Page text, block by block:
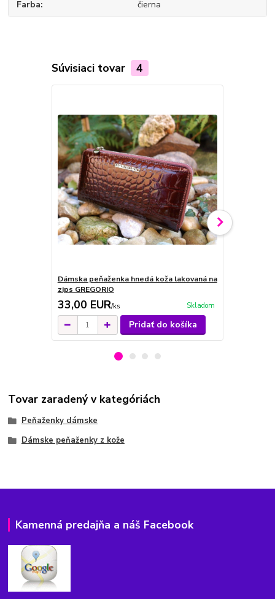
Farba čierna
Súvisiaci tovar 4
Dámska peňaženka hnedá koža lakovaná na
zips GREGORIO
33,00 EUR/ks Skladom
Pridať do košíka
Tovar zaradený v kategóriách
Peňaženky dámske
Dámske peňaženky z kože
Kamenná predajňa a náš Facebook